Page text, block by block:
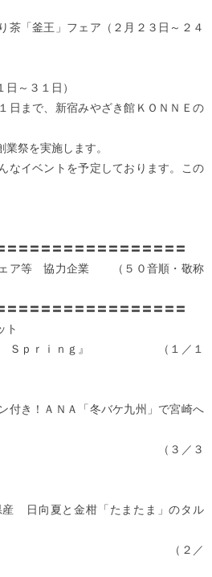
王」フェア（２月２３日～２４
３１日）
、新宿みやざき館ＫＯＮＮＥの
を実施します。
ントを予定しております。この
〓〓〓〓〓〓〓〓〓〓〓〓〓〓〓〓
ア等 協力企業 （５０音順・敬称
〓〓〓〓〓〓〓〓〓〓〓〓〓〓〓〓
ト
Ｓｐｒｉｎｇ』 （１／１
！ＡＮＡ「冬バケ九州」で宮崎へ
／３
向夏と金柑「たまたま」のタル
／